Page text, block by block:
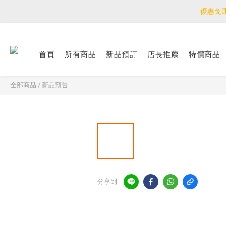
優惠免
優惠免
優惠免
首頁 所有商品 新品預訂 店長推薦 特價商品
全部商品 / 新品預告
分享到